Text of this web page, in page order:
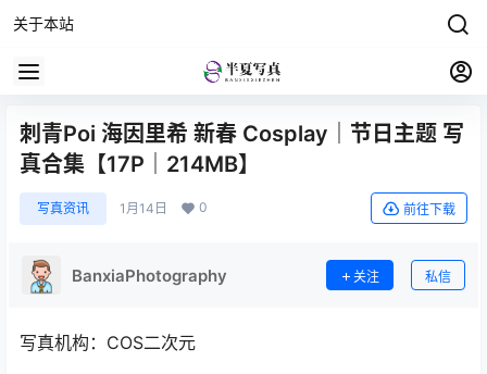
关于本站
刺青Poi 海因里希 新春 Cosplay｜节日主题 写
真合集【17P｜214MB】
写真资讯 1月14日 0 前往下载
BanxiaPhotography 关注 私信
写真机构：COS二次元